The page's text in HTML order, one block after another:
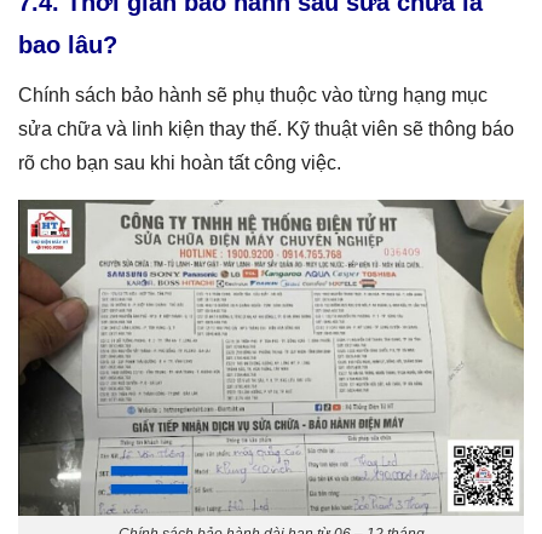
bao lâu?
Chính sách bảo hành sẽ phụ thuộc vào từng hạng mục
sửa chữa và linh kiện thay thế. Kỹ thuật viên sẽ thông báo
rõ cho bạn sau khi hoàn tất công việc.